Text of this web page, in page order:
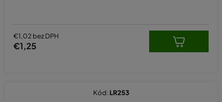
€1,02 bez DPH
€1,25
Kód: LR253